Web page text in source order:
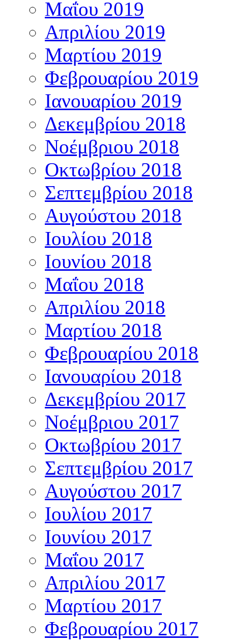
Μαΐου 2019
Απριλίου 2019
Μαρτίου 2019
Φεβρουαρίου 2019
Ιανουαρίου 2019
Δεκεμβρίου 2018
Νοέμβριου 2018
Οκτωβρίου 2018
Σεπτεμβρίου 2018
Αυγούστου 2018
Ιουλίου 2018
Ιουνίου 2018
Μαΐου 2018
Απριλίου 2018
Μαρτίου 2018
Φεβρουαρίου 2018
Ιανουαρίου 2018
Δεκεμβρίου 2017
Νοέμβριου 2017
Οκτωβρίου 2017
Σεπτεμβρίου 2017
Αυγούστου 2017
Ιουλίου 2017
Ιουνίου 2017
Μαΐου 2017
Απριλίου 2017
Μαρτίου 2017
Φεβρουαρίου 2017